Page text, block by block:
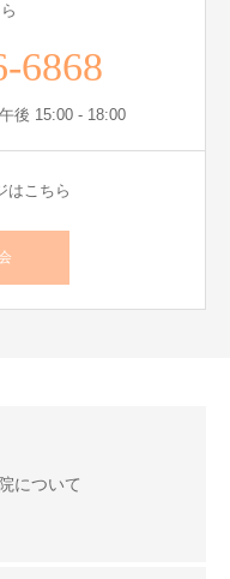
6868
後 15:00 - 18:00
はこちら
について